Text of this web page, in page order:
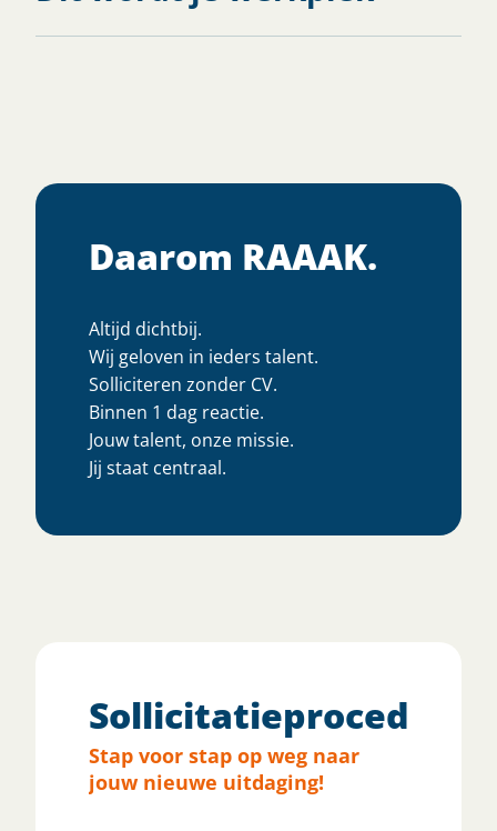
Daarom RAAAK.
Altijd dichtbij.
Wij geloven in ieders talent.
Solliciteren zonder CV.
Binnen 1 dag reactie.
Jouw talent, onze missie.
Jij staat centraal.
Sollicitatieprocedure
Stap voor stap op weg naar
jouw nieuwe uitdaging!